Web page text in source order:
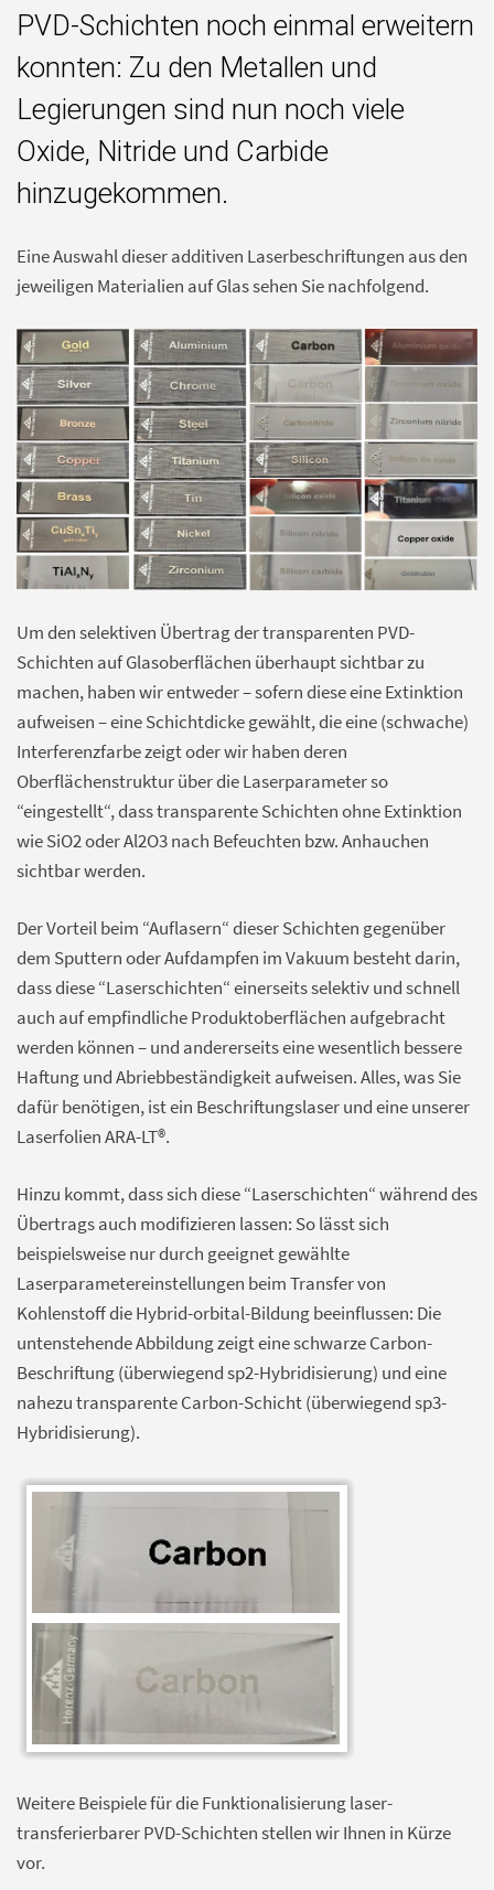
PVD-Schichten noch einmal erweitern
konnten: Zu den Metallen und
Legierungen sind nun noch viele
Oxide, Nitride und Carbide
hinzugekommen.
Eine Auswahl dieser additiven Laserbeschriftungen aus den
jeweiligen Materialien auf Glas sehen Sie nachfolgend.
Um den selektiven Übertrag der transparenten PVD-
Schichten auf Glasoberflächen überhaupt sichtbar zu
machen, haben wir entweder – sofern diese eine Extinktion
aufweisen – eine Schichtdicke gewählt, die eine (schwache)
Interferenzfarbe zeigt oder wir haben deren
Oberflächenstruktur über die Laserparameter so
“eingestellt“, dass transparente Schichten ohne Extinktion
wie SiO2 oder Al2O3 nach Befeuchten bzw. Anhauchen
sichtbar werden.
Der Vorteil beim “Auflasern“ dieser Schichten gegenüber
dem Sputtern oder Aufdampfen im Vakuum besteht darin,
dass diese “Laserschichten“ einerseits selektiv und schnell
auch auf empfindliche Produktoberflächen aufgebracht
werden können – und andererseits eine wesentlich bessere
Haftung und Abriebbeständigkeit aufweisen. Alles, was Sie
dafür benötigen, ist ein Beschriftungslaser und eine unserer
Laserfolien ARA-LT®.
Hinzu kommt, dass sich diese “Laserschichten“ während des
Übertrags auch modifizieren lassen: So lässt sich
beispielsweise nur durch geeignet gewählte
Laserparametereinstellungen beim Transfer von
Kohlenstoff die Hybrid-orbital-Bildung beeinflussen: Die
untenstehende Abbildung zeigt eine schwarze Carbon-
Beschriftung (überwiegend sp2-Hybridisierung) und eine
nahezu transparente Carbon-Schicht (überwiegend sp3-
Hybridisierung).
Weitere Beispiele für die Funktionalisierung laser-
transferierbarer PVD-Schichten stellen wir Ihnen in Kürze
vor.